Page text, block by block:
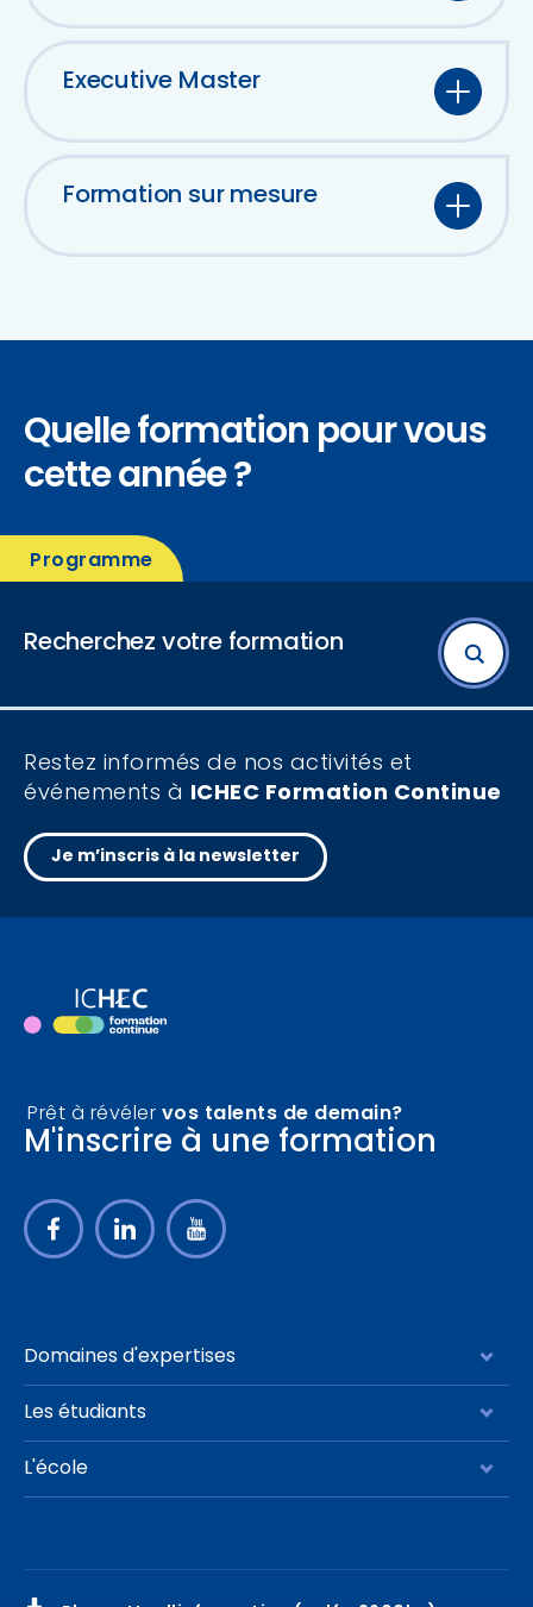
Executive Master
Formation sur mesure
Quelle formation pour vous
cette année ?
Programme
Recherchez votre formation
Thème de la formation
Profil
Restez informés de nos activités et
événements à
ICHEC Formation Continue
Je m’inscris à la newsletter
Prêt à révéler vos talents de demain?
M'inscrire à une formation
Domaines d'expertises
Management stratégie
Finance contrôle
IA – Data Management
Les étudiants
Programme complet
L'école